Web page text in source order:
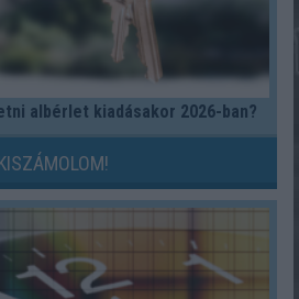
albérlet kiadásakor 2026-ban?